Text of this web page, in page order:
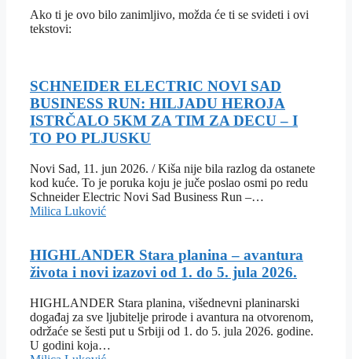
Ako ti je ovo bilo zanimljivo, možda će ti se svideti i ovi
tekstovi:
SCHNEIDER ELECTRIC NOVI SAD
BUSINESS RUN: HILJADU HEROJA
ISTRČALO 5KM ZA TIM ZA DECU – I
TO PO PLJUSKU
Novi Sad, 11. jun 2026. / Kiša nije bila razlog da ostanete
kod kuće. To je poruka koju je juče poslao osmi po redu
Schneider Electric Novi Sad Business Run –…
Milica Luković
HIGHLANDER Stara planina – avantura
života i novi izazovi od 1. do 5. jula 2026.
HIGHLANDER Stara planina, višednevni planinarski
događaj za sve ljubitelje prirode i avantura na otvorenom,
održaće se šesti put u Srbiji od 1. do 5. jula 2026. godine.
U godini koja…